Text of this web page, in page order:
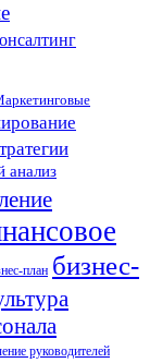
анализ
план бизнес-
руководителей